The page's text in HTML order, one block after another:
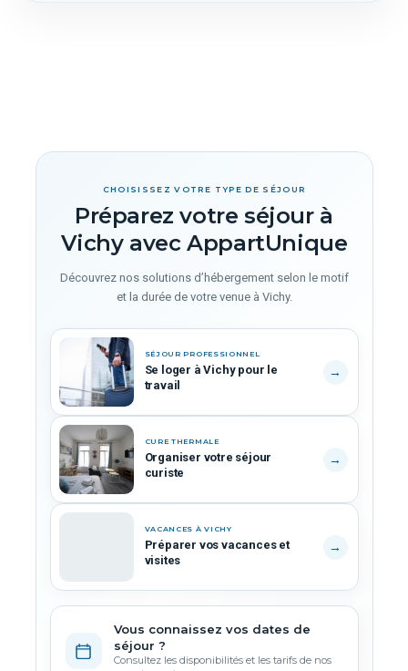
CHOISISSEZ VOTRE TYPE DE SÉJOUR
Préparez votre séjour à
Vichy avec AppartUnique
Découvrez nos solutions d’hébergement selon le motif
et la durée de votre venue à Vichy.
SÉJOUR PROFESSIONNEL
Se loger à Vichy pour le
travail
→
CURE THERMALE
Organiser votre séjour
curiste
→
VACANCES À VICHY
Préparer vos vacances et
visites
→
Vous connaissez vos dates de
séjour ?
Consultez les disponibilités et les tarifs de nos
RÉSERVER MAINTENANT